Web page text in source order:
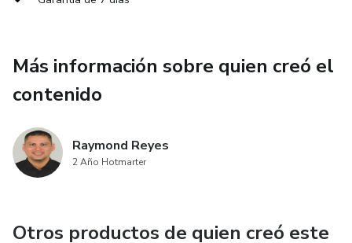
Más información sobre quien creó el
contenido
Raymond Reyes
2 Año Hotmarter
Otros productos de quien creó este